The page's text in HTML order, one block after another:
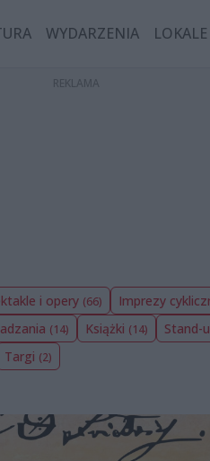
WYDARZENIA LOKALE
i opery (66) Imprezy
(14) Książki (14) Stand-
Targi (2)